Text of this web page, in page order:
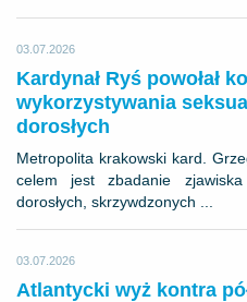
03.07.2026
Kardynał Ryś powołał
wykorzystywania
dorosłych
​Metropolita krakowski kard.
celem jest zbadanie zjawiska
dorosłych, skrzywdzonych ...
03.07.2026
Atlantycki wyż kontra